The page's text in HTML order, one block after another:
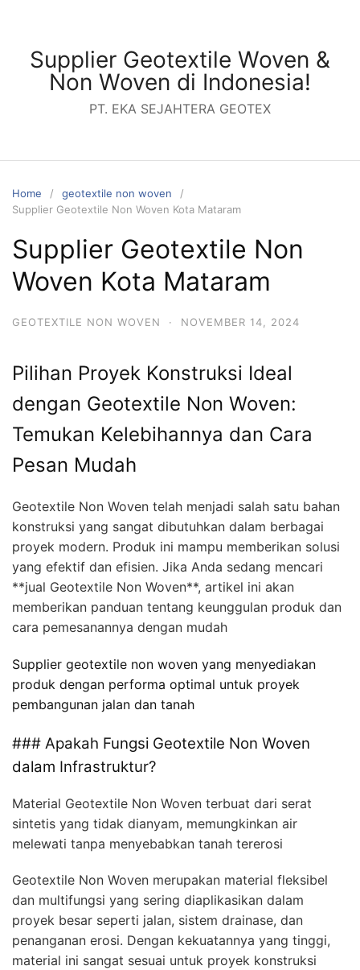
contentSupplier Geotextile Woven &
Non Woven di Indonesia!
PT. EKA SEJAHTERA GEOTEX
Home
geotextile non woven
Supplier Geotextile Non Woven Kota Mataram
Supplier Geotextile Non
Woven Kota Mataram
GEOTEXTILE NON WOVEN · NOVEMBER 14, 2024
Pilihan Proyek Konstruksi Ideal
dengan Geotextile Non Woven:
Temukan Kelebihannya dan Cara
Pesan Mudah
Geotextile Non Woven telah menjadi salah satu bahan
konstruksi yang sangat dibutuhkan dalam berbagai
proyek modern. Produk ini mampu memberikan solusi
yang efektif dan efisien. Jika Anda sedang mencari
**jual Geotextile Non Woven**, artikel ini akan
memberikan panduan tentang keunggulan produk dan
cara pemesanannya dengan mudah
Supplier geotextile non woven yang menyediakan
produk dengan performa optimal untuk proyek
pembangunan jalan dan tanah
### Apakah Fungsi Geotextile Non Woven
dalam Infrastruktur?
Material Geotextile Non Woven terbuat dari serat
sintetis yang tidak dianyam, memungkinkan air
melewati tanpa menyebabkan tanah tererosi
Geotextile Non Woven merupakan material fleksibel
dan multifungsi yang sering diaplikasikan dalam
proyek besar seperti jalan, sistem drainase, dan
penanganan erosi. Dengan kekuatannya yang tinggi,
material ini sangat sesuai untuk proyek konstruksi